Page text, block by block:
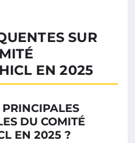
SUR
EN 2025
DU COMITÉ
EN 2025 ?